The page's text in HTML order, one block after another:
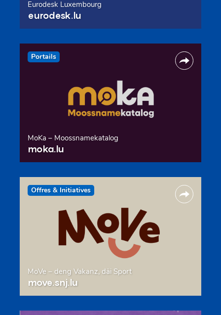
Eurodesk Luxembourg
eurodesk.lu
Portails
MoKa – Moossnamekatalog
moka.lu
Offres & Initiatives
MoVe – deng Vakanz, däi Sport
move.snj.lu